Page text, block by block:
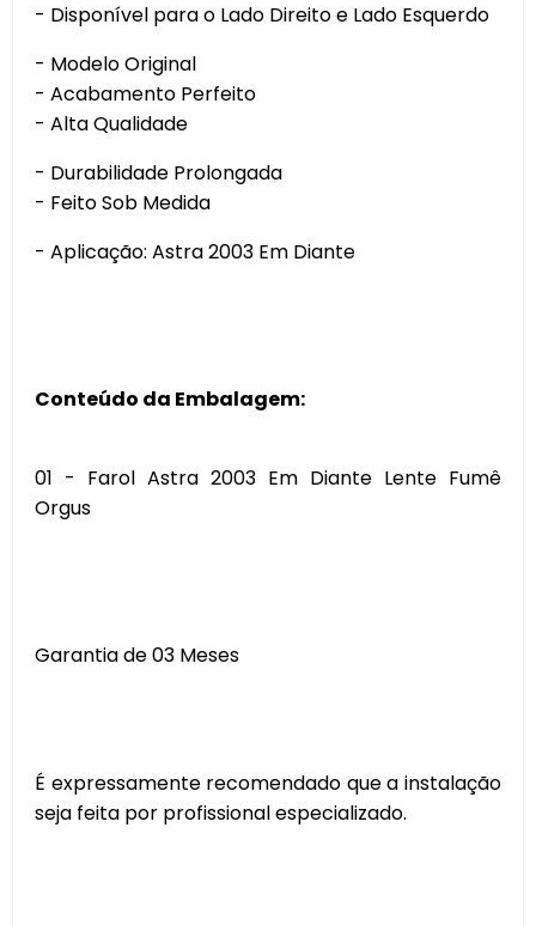
- Disponível para o Lado Direito e Lado Esquerdo
- Modelo Original
- Acabamento Perfeito
- Alta Qualidade
- Durabilidade Prolongada
- Feito Sob Medida
- Aplicação: Astra 2003 Em Diante
Conteúdo da Embalagem:
01 - Farol Astra 2003 Em Diante Lente Fumê
Orgus
Garantia de 03 Meses
É expressamente recomendado que a instalação
seja feita por profissional especializado.